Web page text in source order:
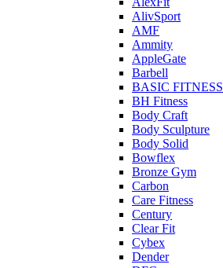
AlivSport
AMF
Ammity
AppleGate
Barbell
BASIC FITNESS
BH Fitness
Body Craft
Body Sculpture
Body Solid
Bowflex
Bronze Gym
Carbon
Care Fitness
Century
Clear Fit
Cybex
Dender